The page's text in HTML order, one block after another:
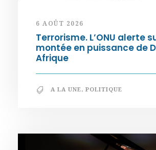
6 AOÛT 2026
Terrorisme. L’ONU alerte
montée en puissance de
Afrique
A LA UNE, POLITIQUE